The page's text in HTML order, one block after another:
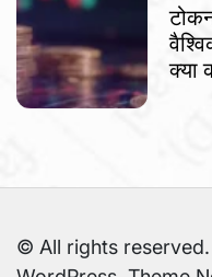
IN
क्या
© All rights